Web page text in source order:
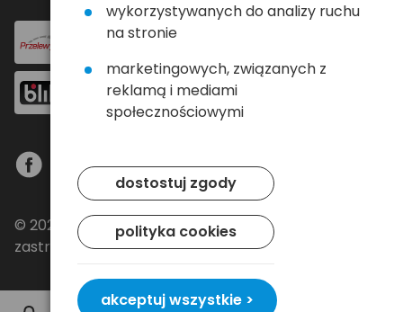
© 2024 Baltrade sp. z o.o. - Wszelkie prawa
zastrzeżone.
wykorzystywanych do analizy ruchu
na stronie
marketingowych, związanych z
reklamą i mediami
społecznościowymi
dostostuj zgody
polityka cookies
akceptuj wszystkie >